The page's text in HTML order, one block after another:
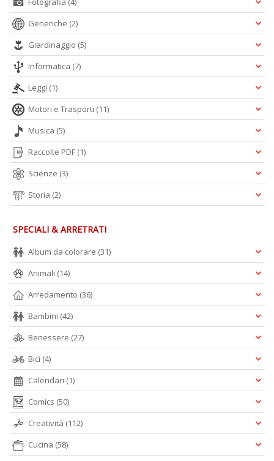
Generiche (2)
Giardinaggio (5)
Informatica (7)
Leggi (1)
Motori e Trasporti (11)
Musica (5)
Raccolte PDF (1)
Scienze (3)
Storia (2)
SPECIALI & ARRETRATI
Album da colorare (31)
Animali (14)
Arredamento (36)
Bambini (42)
Benessere (27)
Bici (4)
Calendari (1)
Comics (50)
Creatività (112)
Cucina (58)